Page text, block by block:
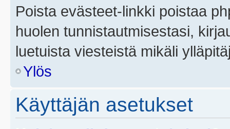
Poista evästeet-linkki poistaa
huolen tunnistautmisestasi,
luetuista viesteistä mikäli
Ylös
Käyttäjän asetukset